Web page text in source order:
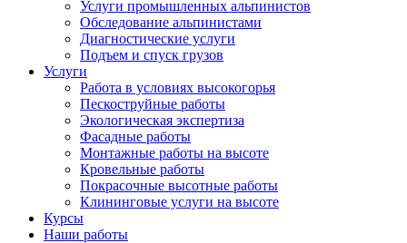
Услуги промышленных альпинистов
Обследование альпинистами
Диагностические услуги
Подъем и спуск грузов
Услуги
Работа в условиях высокогорья
Пескоструйные работы
Экологическая экспертиза
Фасадные работы
Монтажные работы на высоте
Кровельные работы
Покрасочные высотные работы
Клининговые услуги на высоте
Курсы
Наши работы